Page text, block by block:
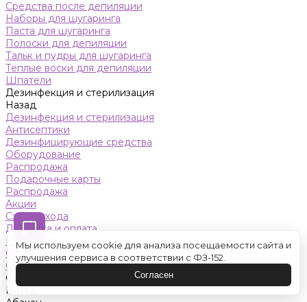
Средства после депиляции
Наборы для шугаринга
Паста для шугаринга
Полоски для депиляции
Тальк и пудры для шугаринга
Теплые воски для депиляции
Шпатели
Дезинфекция и стерилизация
Назад
Дезинфекция и стерилизация
Антисептики
Дезинфицирующие средства
Оборудование
Распродажа
Подарочные карты
Распродажа
Акции
Схемы ухода
Доставка и оплата
Контакты
Обучение
Салон красоты
Оренбург
Назад
Мы используем cookie для анализа посещаемости сайта и
улучшения сервиса в соответствии с ФЗ-152.
Согласен